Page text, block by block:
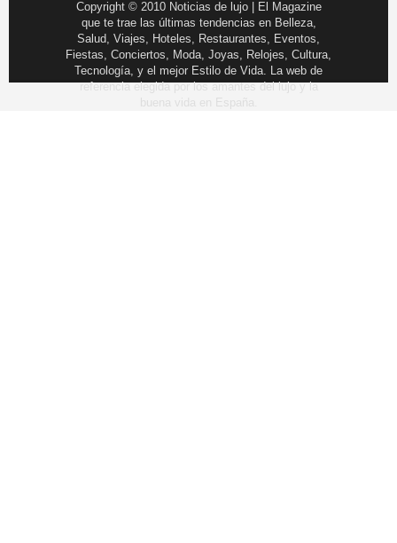
Copyright © 2010 Noticias de lujo | El Magazine
que te trae las últimas tendencias en Belleza,
Salud, Viajes, Hoteles, Restaurantes, Eventos,
Fiestas, Conciertos, Moda, Joyas, Relojes, Cultura,
Tecnología, y el mejor Estilo de Vida. La web de
referencia elegida por los amantes del lujo y la